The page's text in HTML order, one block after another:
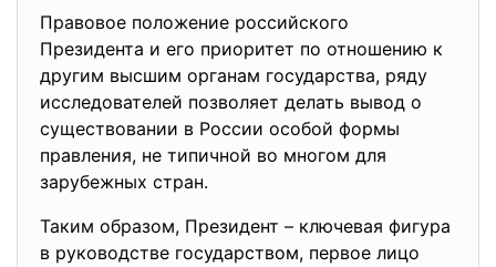
Правовое положение российского
Президента и его приоритет по отношению к
другим высшим органам государства, ряду
исследователей позволяет делать вывод о
существовании в России особой формы
правления, не типичной во многом для
зарубежных стран.
Таким образом, Президент – ключевая фигура
в руководстве государством, первое лицо